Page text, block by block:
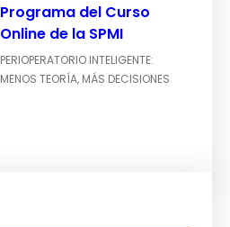
Programa del Curso
Online de la SPMI
PERIOPERATORIO INTELIGENTE:
MENOS TEORÍA, MÁS DECISIONES